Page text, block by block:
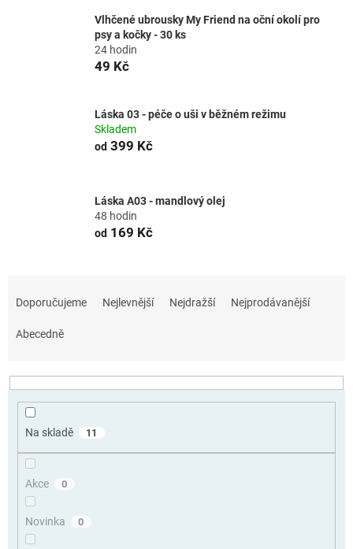
Vlhčené ubrousky My Friend na oční okolí pro
psy a kočky - 30 ks
24 hodin
49 Kč
Láska 03 - péče o uši v běžném režimu
Skladem
od 399 Kč
Láska A03 - mandlový olej
48 hodin
od 169 Kč
p
Doporučujeme Nejlevnější Nejdražší Nejprodávanější
Abecedně
Na skladě 11
Akce 0
Novinka 0